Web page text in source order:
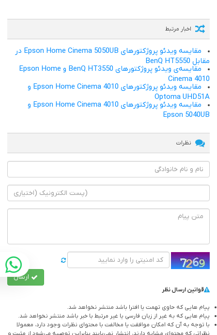
اخبار مرتبط
مقایسه ویدئو پروژکتورهای Epson Home Cinema 5050UB در
مقابل BenQ HT5550
مقایسه‌ی ویدئو پروژکتورهای BenQ HT3550 و Epson Home
Cinema 4010
مقایسه ویدئو پروژکتورهای Epson Home Cinema 4010 و
Optoma UHD51A
مقایسه ویدئو پروژکتورهای Epson Home Cinema 4010 و
Epson 5040UB
نظرات
ارسال
قوانین ارسال نظر
پیام هایی که حاوی تهمت یا افترا باشد منتشر نخواهد شد.
پیام هایی که به غیر از زبان فارسی یا غیر مرتبط با خبر باشد منتشر نخواهد شد.
با توجه به آن که امکان موافقت یا مخالفت با محتوای نظرات وجود دارد، معمولا
نظراتی که محتوای مشابه دارند، انتشار نمی‌یابند بنابراین توصيه مي‌شود از مثبت و